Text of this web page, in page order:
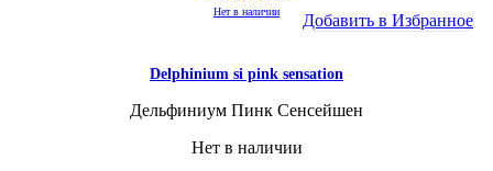
Нет в наличии Добавить в Избранное
Delphinium si pink sensation
Дельфиниум Пинк Сенсейшен
Нет в наличии